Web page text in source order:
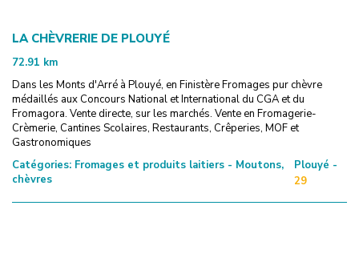
LA CHÈVRERIE DE PLOUYÉ
72.91 km
Dans les Monts d'Arré à Plouyé, en Finistère Fromages pur chèvre
médaillés aux Concours National et International du CGA et du
Fromagora. Vente directe, sur les marchés. Vente en Fromagerie-
Crèmerie, Cantines Scolaires, Restaurants, Crêperies, MOF et
Gastronomiques
Catégories: Fromages et produits laitiers - Moutons,
chèvres
Plouyé -
29